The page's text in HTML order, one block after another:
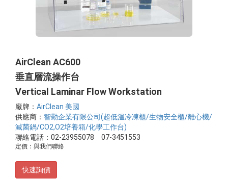
AirClean AC600
垂直層流操作台
Vertical Laminar Flow Workstation
廠牌： AirClean 美國
供應商： 智勤企業有限公司(超低溫冷凍櫃/生物安全櫃/離心機/
滅菌鍋/CO2,O2培養箱/化學工作台)
聯絡電話：02-23955078 07-3451553
定價：與我們聯絡
快速詢價